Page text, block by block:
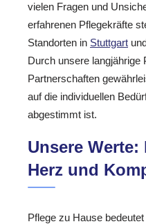
vielen Fragen und
erfahrenen Pflegekräfte
Standorten in Stuttgart
Durch unsere langjährige
Partnerschaften
auf die individuellen
abgestimmt ist.
Unsere
Herz und
Pflege zu Hause